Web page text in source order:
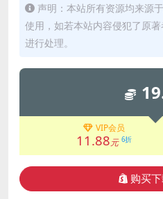
声明：本站所有资源均来源
使用，如若本站内容侵犯了原
进行处理。
VIP会员
11.88元 6折
购买